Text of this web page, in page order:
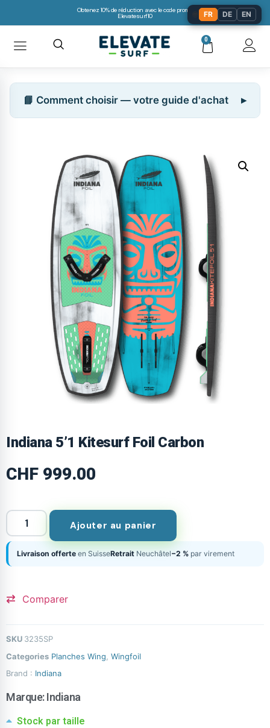
Obtenez 10% de réduction avec le code promo:
Elevatesurf10
0
📘 Comment choisir — votre guide d'achat
Indiana 5’1 Kitesurf Foil Carbon
CHF 999.00
Ajouter au panier
Livraison offerte en SuisseRetrait Neuchâtel−2 % par virement
Comparer
SKU 3235SP
Categories Planches Wing Wingfoil
Brand : Indiana
Marque:Indiana
Stock par taille
FR DE EN